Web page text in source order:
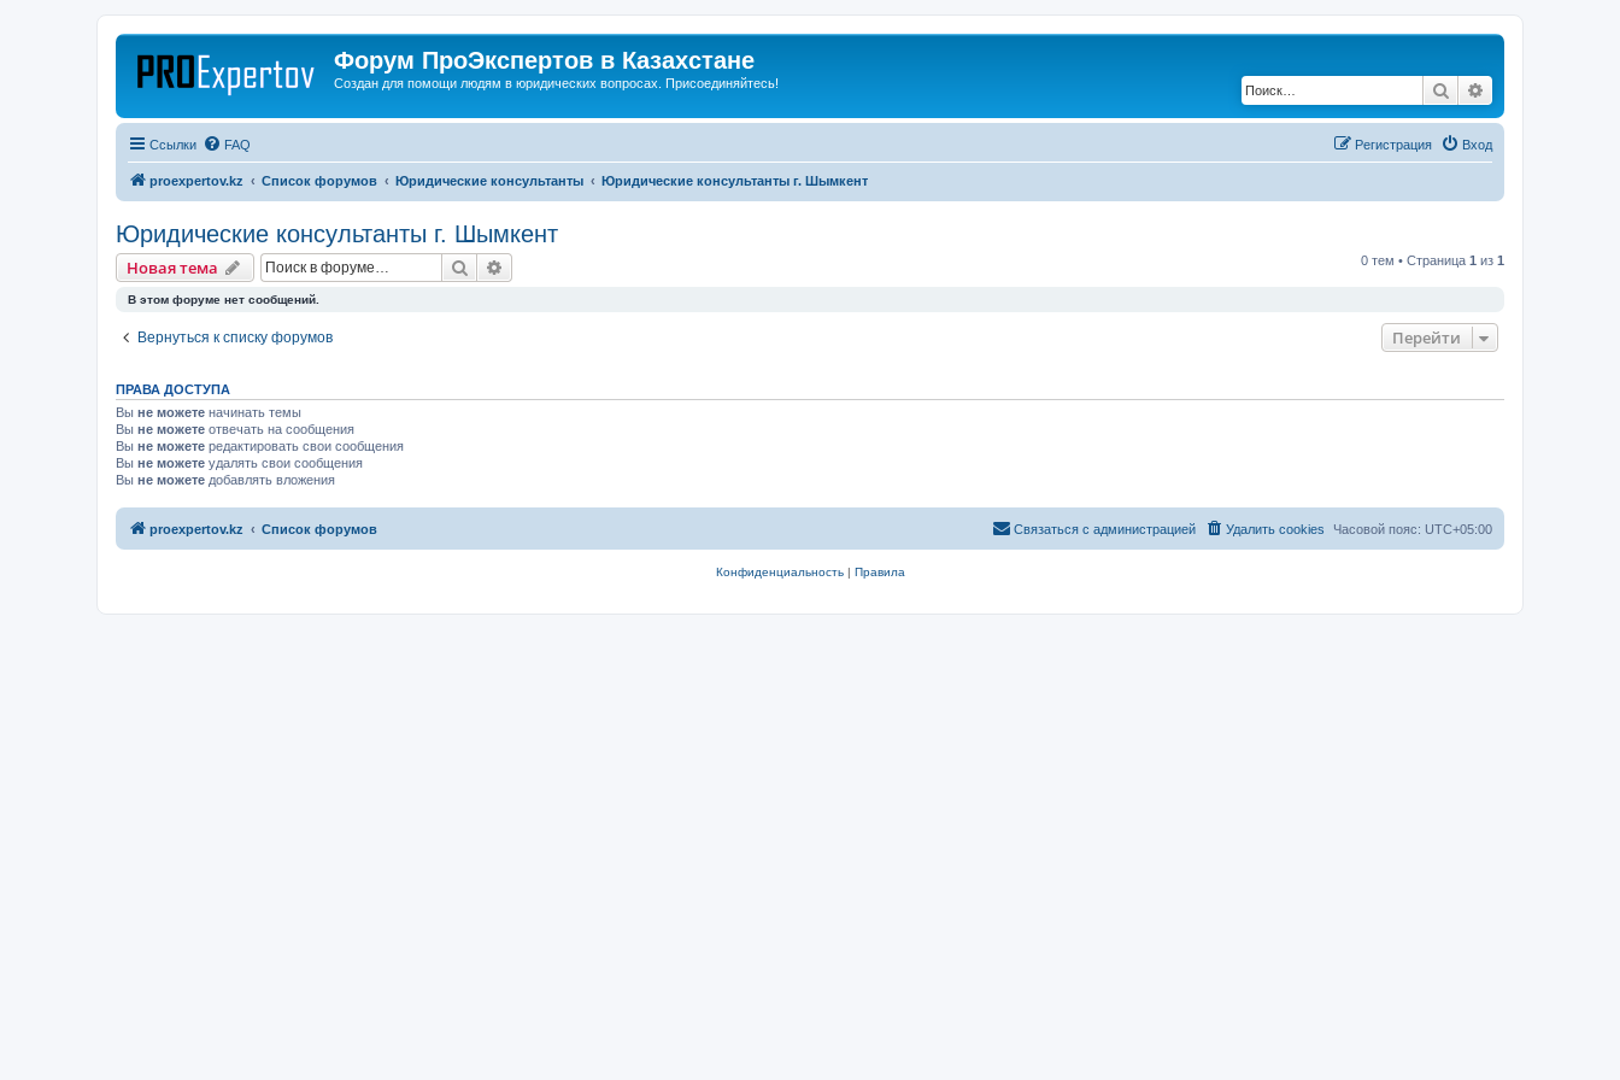
Форум ПроЭкспертов в Казахстане
Создан для помощи людям в юридических вопросах. Присоединяйтесь! Поиск
Ссылки FAQ Вход
Регистрация
proexpertov.kz Список форумов Юридические консультанты Юридические консультанты г. Шымкент
Юридические консультанты г. Шымкент
Новая тема Поиск 0 тем • Страница 1 из 1
В этом форуме нет сообщений.
Вернуться к списку форумов Перейти
ПРАВА ДОСТУПА
Вы не можете начинать темы
Вы не можете отвечать на сообщения
Вы не можете редактировать свои сообщения
Вы не можете удалять свои сообщения
Вы не можете добавлять вложения
proexpertov.kz Список форумов Часовой пояс: UTC+05:00
Удалить cookies
Связаться с администрацией
Конфиденциальность| Правила